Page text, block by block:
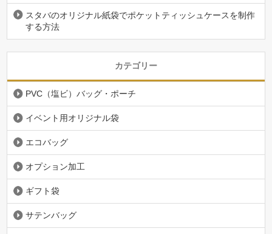
スタバのオリジナル紙袋でポケットティッシュケースを制作
する方法
カテゴリー
PVC（塩ビ）バッグ・ポーチ
イベント用オリジナル袋
エコバッグ
オプション加工
ギフト袋
サテンバッグ